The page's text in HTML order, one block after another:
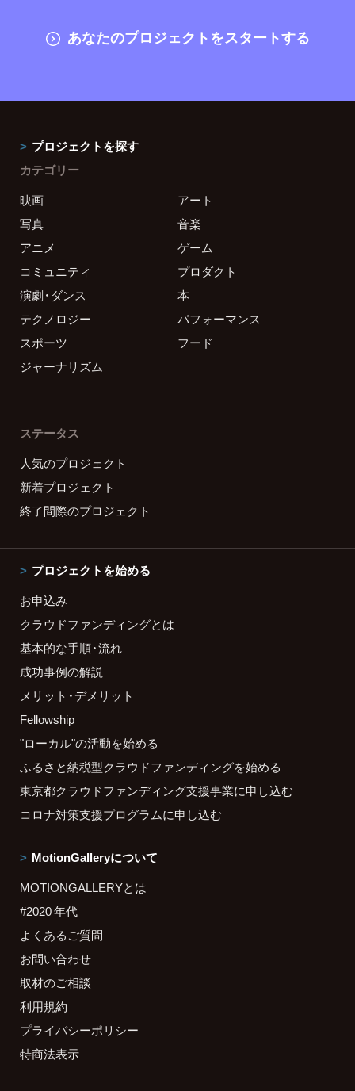
あなたのプロジェクトをスタートする
プロジェクトを探す
カテゴリー
映画
アート
写真
音楽
アニメ
ゲーム
コミュニティ
プロダクト
演劇・ダンス
本
テクノロジー
パフォーマンス
スポーツ
フード
ジャーナリズム
ステータス
人気のプロジェクト
新着プロジェクト
終了間際のプロジェクト
プロジェクトを始める
お申込み
クラウドファンディングとは
基本的な手順・流れ
成功事例の解説
メリット・デメリット
Fellowship
"ローカル"の活動を始める
ふるさと納税型クラウドファンディングを始める
東京都クラウドファンディング支援事業に申し込む
コロナ対策支援プログラムに申し込む
MotionGalleryについて
MOTIONGALLERYとは
#2020 年代
よくあるご質問
お問い合わせ
取材のご相談
利用規約
プライバシーポリシー
特商法表示